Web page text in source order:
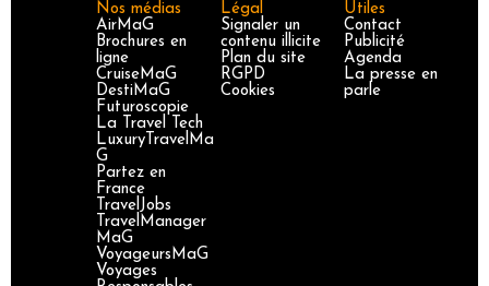
Nos médias
AirMaG
Brochures en
ligne
CruiseMaG
DestiMaG
Futuroscopie
La Travel Tech
LuxuryTravelMa
G
Partez en
France
TravelJobs
TravelManager
MaG
VoyageursMaG
Voyages
Légal
Signaler un
contenu illicite
Plan du site
RGPD
Cookies
Utiles
Contact
Publicité
Agenda
La presse en
parle